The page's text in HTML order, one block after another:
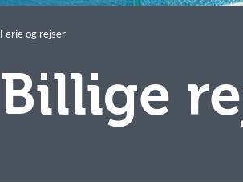
Ferie og rejser
Billige